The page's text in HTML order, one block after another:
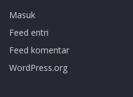
Masuk
Feed entri
Feed komentar
WordPress.org